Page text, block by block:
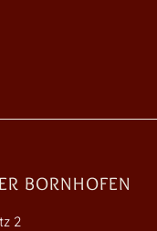
BORNHOFEN
2